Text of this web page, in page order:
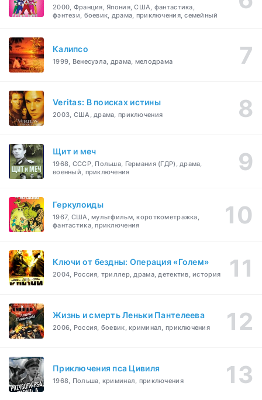
2000, Франция, Япония, США, фантастика,
фэнтези, боевик, драма, приключения, семейный
Калипсо
1999, Венесуэла, драма, мелодрама
Veritas: В поисках истины
2003, США, драма, приключения
Щит и меч
1968, СССР, Польша, Германия (ГДР), драма,
военный, приключения
Геркулоиды
1967, США, мультфильм, короткометражка,
фантастика, приключения
Ключи от бездны: Операция «Голем»
2004, Россия, триллер, драма, детектив, история
Жизнь и смерть Леньки Пантелеева
2006, Россия, боевик, криминал, приключения
Приключения пса Цивиля
1968, Польша, криминал, приключения